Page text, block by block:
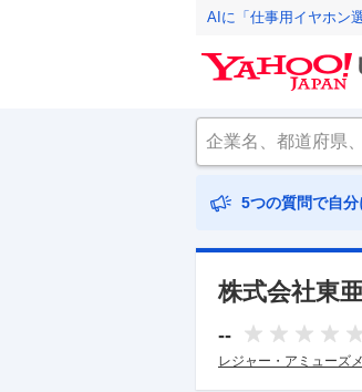
AIに「仕事用イヤホン
5つの質問で自
株式会社東
--
レジャー・アミューズ